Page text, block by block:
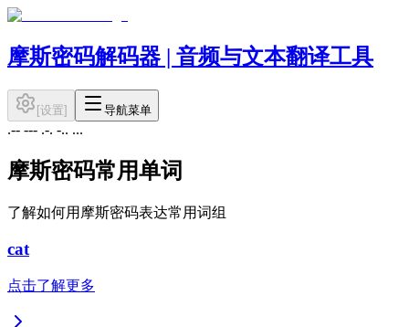
摩斯密码解码器 | 音频与文本翻译工具
[设置] 导航菜单
.-- --- .-. -.. ...
摩斯密码常用单词
了解如何用摩斯密码表达常用词组
cat
点击了解更多